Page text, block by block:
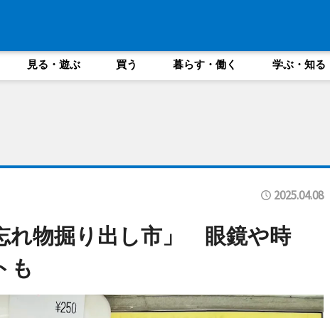
見る・遊ぶ 買う 暮らす・働く 学ぶ・知る
2025.04.08
れ物掘り出し市」 眼鏡や時
も